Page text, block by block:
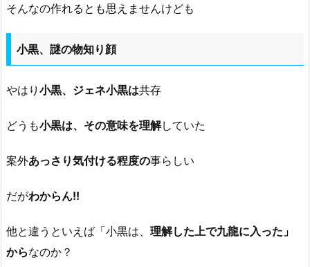
そんなの作れるとも思えませんけども
小黒、謎の物知り顔
やはり 小黒、ジェネ小黒は共存
どうも小黒は、その意味を理解していた
案外あっさり気付ける程度の事らしい
だがわからん!!
他と違うといえば「小黒は、 理解した上で九龍に入った」
からなのか？